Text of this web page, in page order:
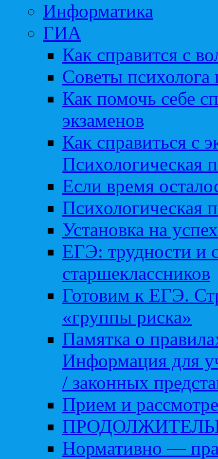
Информатика
ГИА
Как справится с
Советы
Как помочь себе
экзаменов
Как справиться с
Психологическая
Если время
Психологическая
Установка на успех
ЕГЭ: трудности и
старшеклассников
Готовим к ЕГЭ.
«группы риска»
Памятка о
Информация для
/ законных
Прием и
Нормативно —